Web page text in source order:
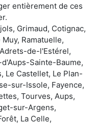
entièrement de ces
Grimaud, Cotignac,
Ramatuelle,
de-l'Estérel,
Sainte-Baume,
Le Castellet, Le Plan-
sur-Issole, Fayence,
Tourves, Aups,
sur-Argens,
La Celle,